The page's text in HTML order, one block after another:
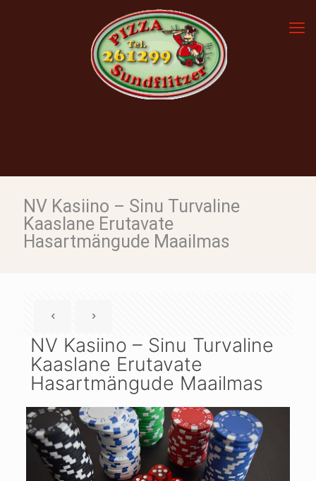
NV Kasiino – Sinu Turvaline
Kaaslane Erutavate
Hasartmängude Maailmas
NV Kasiino – Sinu Turvaline
Kaaslane Erutavate
Hasartmängude Maailmas